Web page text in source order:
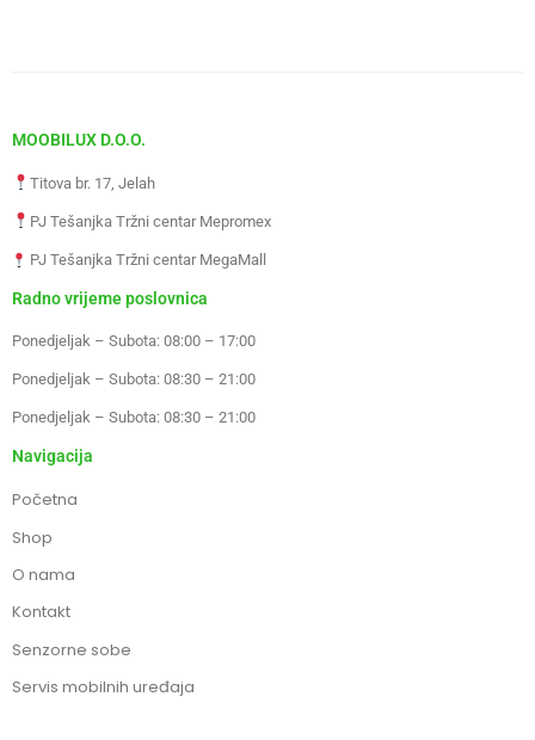
MOOBILUX D.O.O.
Titova br. 17, Jelah
PJ Tešanjka Tržni centar Mepromex
PJ Tešanjka Tržni centar MegaMall
Radno vrijeme poslovnica
Ponedjeljak – Subota: 08:00 – 17:00
Ponedjeljak – Subota: 08:30 – 21:00
Ponedjeljak – Subota: 08:30 – 21:00
Navigacija
Početna
Shop
O nama
Kontakt
Senzorne sobe
Servis mobilnih uređaja